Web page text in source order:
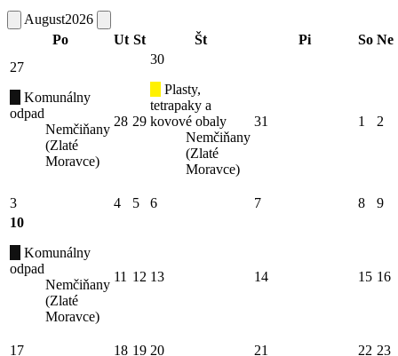
August2026
Po
Ut St Št Pi So Ne
27
Komunálny
odpad
Nemčiňany
(Zlaté
Moravce)
28 29
30
Plasty,
tetrapaky a
kovové obaly
Nemčiňany
(Zlaté
Moravce)
31 1 2
3 4 5 6 7 8
9
10
Komunálny
odpad
Nemčiňany
(Zlaté
Moravce)
11 12 13 14 15 16
17 18 19 20 21 22 23